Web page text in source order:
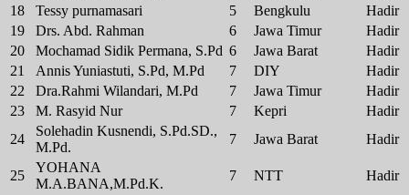
18
Tessy purnamasari 5 Bengkulu
Hadir
19
Drs. Abd. Rahman 6 Jawa Timur
Hadir
20
Mochamad Sidik Permana, S.Pd 6 Jawa Barat
Hadir
21
Annis Yuniastuti, S.Pd, M.Pd 7 DIY
Hadir
22
Dra.Rahmi Wilandari, M.Pd 7 Jawa Timur
Hadir
23
M. Rasyid Nur 7 Kepri
Hadir
24
Solehadin Kusnendi, S.Pd.SD.,
M.Pd.
7 Jawa Barat Hadir
25
YOHANA
M.A.BANA,M.Pd.K.
7 NTT Hadir